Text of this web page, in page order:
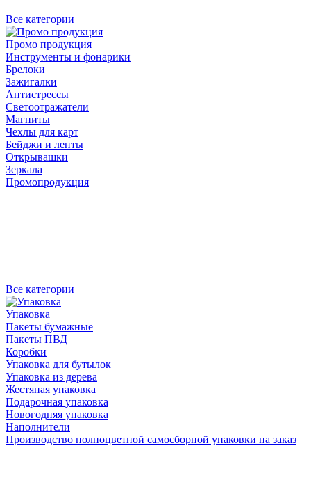
Все категории
Промо продукция
Инструменты и фонарики
Брелоки
Зажигалки
Антистрессы
Светоотражатели
Магниты
Чехлы для карт
Бейджи и ленты
Открывашки
Зеркала
Промопродукция
Все категории
Упаковка
Пакеты бумажные
Пакеты ПВД
Коробки
Упаковка для бутылок
Упаковка из дерева
Жестяная упаковка
Подарочная упаковка
Новогодняя упаковка
Наполнители
Производство полноцветной самосборной упаковки на заказ